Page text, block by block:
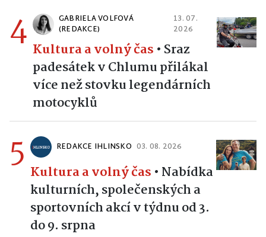
4
GABRIELA VOLFOVÁ
(REDAKCE)
13. 07.
2026
Kultura a volný čas • Sraz
padesátek v Chlumu přilákal
více než stovku legendárních
motocyklů
5 REDAKCE IHLINSKO 03. 08. 2026
Kultura a volný čas • Nabídka
kulturních, společenských a
sportovních akcí v týdnu od 3.
do 9. srpna